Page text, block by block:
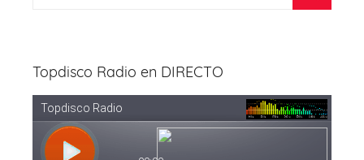
Topdisco Radio en DIRECTO